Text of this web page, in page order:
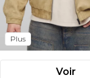
Plus
Voir